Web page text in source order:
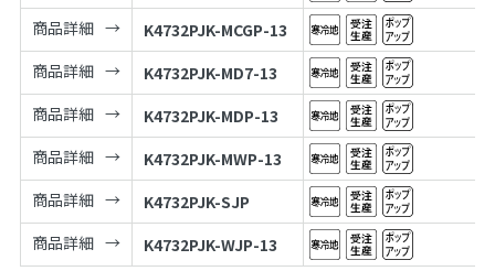
商品詳細
K4732PJK-MCGP-13
商品詳細
K4732PJK-MD7-13
商品詳細
K4732PJK-MDP-13
商品詳細
K4732PJK-MWP-13
商品詳細
K4732PJK-SJP
商品詳細
K4732PJK-WJP-13